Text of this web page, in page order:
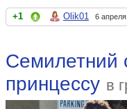
+1 Olik01 6
Семилетний
принцессу в